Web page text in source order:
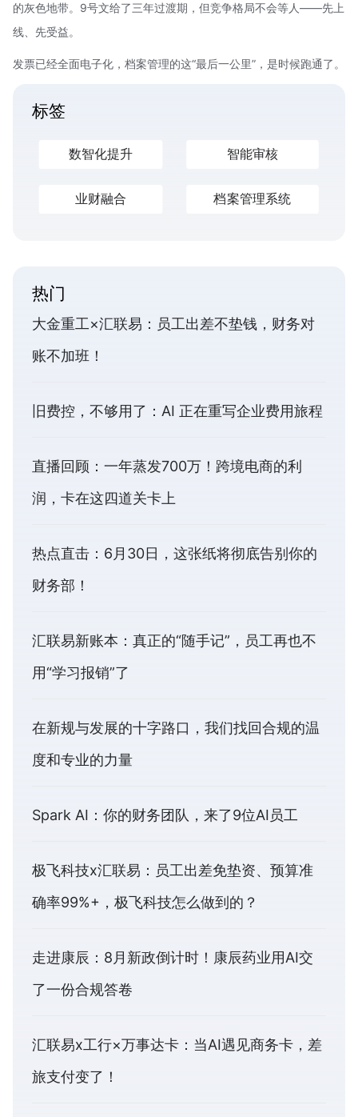
的灰色地带。9号文给了三年过渡期，但竞争格局不会等人——先上
线、先受益。
发票已经全面电子化，档案管理的这“最后一公里”，是时候跑通了。
标签
数智化提升 智能审核
业财融合 档案管理系统
热门
大金重工×汇联易：员工出差不垫钱，财务对
账不加班！
旧费控，不够用了：AI 正在重写企业费用旅程
直播回顾：一年蒸发700万！跨境电商的利
润，卡在这四道关卡上
热点直击：6月30日，这张纸将彻底告别你的
财务部！
汇联易新账本：真正的“随手记”，员工再也不
用“学习报销”了
在新规与发展的十字路口，我们找回合规的温
度和专业的力量
Spark AI：你的财务团队，来了9位AI员工
极飞科技x汇联易：员工出差免垫资、预算准
确率99%+，极飞科技怎么做到的？
走进康辰：8月新政倒计时！康辰药业用AI交
了一份合规答卷
汇联易x工行×万事达卡：当AI遇见商务卡，差
旅支付变了！